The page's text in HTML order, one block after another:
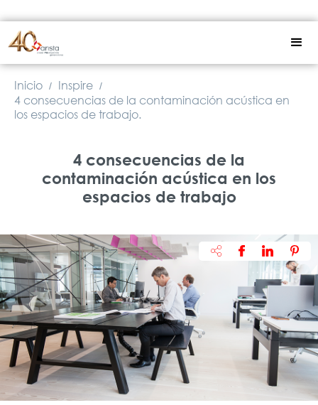
Inicio / Inspire /
4 consecuencias de la contaminación acústica en
los espacios de trabajo.
4 consecuencias de la
contaminación acústica en los
espacios de trabajo